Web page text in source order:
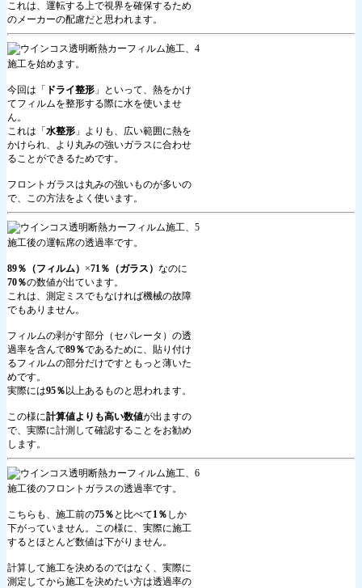
これは、運転する上で視界を確保するため
のメーカーの配慮だと思われます。
施工を始めます。
今回は「 ドライ整形 」といって、熱をかけ
てフィルムを整形する際に水を使いませ
ん。
これは「水整形 」よりも、広い範囲に熱を
かけられ、より丸みの強いガラスに合わせ
ることができるためです。
フロントガラスは丸みの強いものが多いの
で、この方法をよく使います。
施工後の運転席の透過率です。
89％（フィルム） ×71％（ガラス） なのに
70％の数値が出ています。
これは、測定ミスでもなければ機械の故障
でもありません。
フィルムの剥がす部分（セパレータ）の透
過率を含んで89％であるために、貼り付け
るフィルムの部分だけですともっと薄いた
めです。
実際には95％以上あるものと思われます。
この様に計算値よりも高い数値が出ますの
で、実際に計測して確認することをお勧め
します。
施工後のフロントガラスの透過率です。
こちらも、施工前の75％ と比べて1％ しか
下がっていません。この様に、実際に施工
するとほとんど数値は下がりません。
計算して施工を決めるのではなく、実際に
測定してから施工を決めたい方は透過率の